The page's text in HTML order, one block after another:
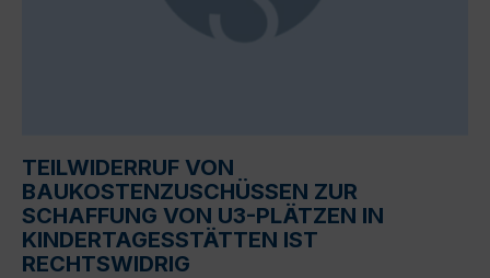
TEILWIDERRUF VON
BAUKOSTENZUSCHÜSSEN ZUR
SCHAFFUNG VON U3-PLÄTZEN IN
KINDERTAGESSTÄTTEN IST
RECHTSWIDRIG